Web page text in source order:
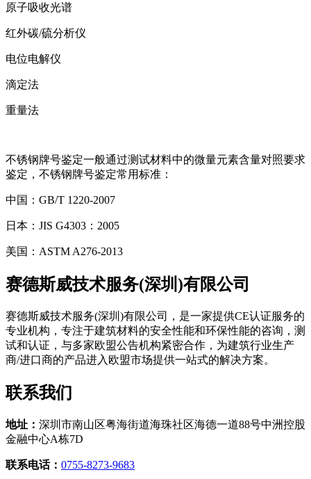
原子吸收光谱
红外碳/硫分析仪
电位电解仪
滴定法
重量法
不锈钢牌号鉴定一般通过测试材料中的微量元素含量对照要求
鉴定，不锈钢牌号鉴定常用标准：
中国：GB/T 1220-2007
日本：JIS G4303：2005
美国：ASTM A276-2013
赛德斯威技术服务(深圳)有限公司
赛德斯威技术服务(深圳)有限公司，是一家提供CE认证服务的
专业机构，专注于建筑材料的安全性能和环保性能的咨询，测
试和认证，与多家欧盟公告机构紧密合作，为建筑行业生产
商/进口商的产品进入欧盟市场提供一站式的解决方案。
联系我们
地址： 深圳市南山区粤海街道海珠社区海德一道88号中洲控股
金融中心A栋7D
联系电话： 0755-8273-9683